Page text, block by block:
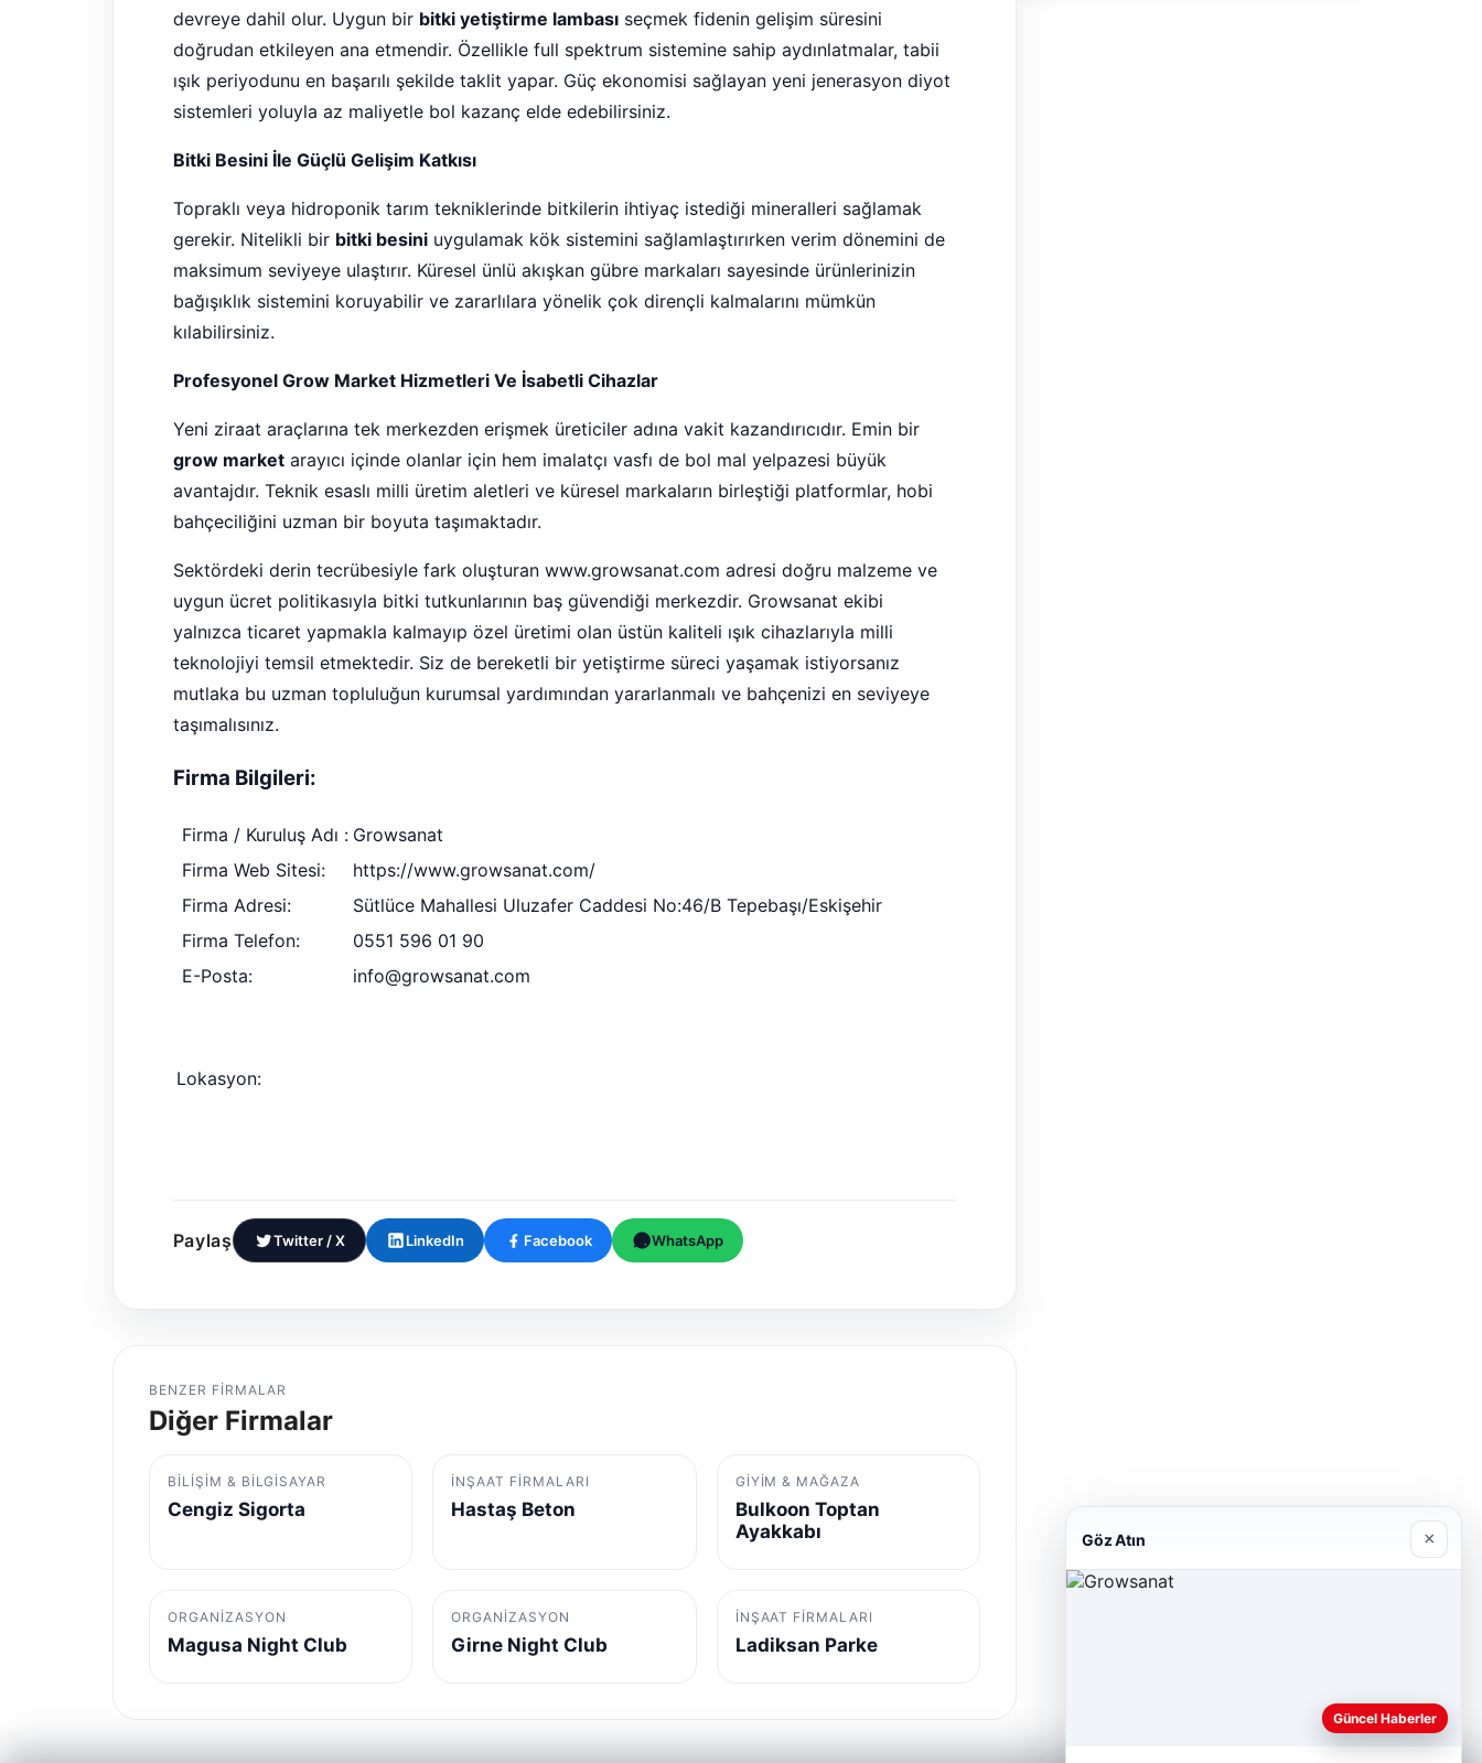
devreye dahil olur. Uygun bir bitki yetiştirme lambasıseçmek fidenin gelişim süresini
doğrudan etkileyen ana etmendir. Özellikle full spektrum sistemine sahip aydınlatmalar, tabii
ışık periyodunu en başarılı şekilde taklit yapar. Güç ekonomisi sağlayan yeni jenerasyon diyot
sistemleri yoluyla az maliyetle bol kazanç elde edebilirsiniz.
Bitki Besini İle Güçlü Gelişim Katkısı
Topraklı veya hidroponik tarım tekniklerinde bitkilerin ihtiyaç istediği mineralleri sağlamak
gerekir. Nitelikli bir bitki besiniuygulamak kök sistemini sağlamlaştırırken verim dönemini de
maksimum seviyeye ulaştırır. Küresel ünlü akışkan gübre markaları sayesinde ürünlerinizin
bağışıklık sistemini koruyabilir ve zararlılara yönelik çok dirençli kalmalarını mümkün
kılabilirsiniz.
Profesyonel Grow Market Hizmetleri Ve İsabetli Cihazlar
Yeni ziraat araçlarına tek merkezden erişmek üreticiler adına vakit kazandırıcıdır. Emin bir
grow marketarayıcı içinde olanlar için hem imalatçı vasfı de bol mal yelpazesi büyük
avantajdır. Teknik esaslı milli üretim aletleri ve küresel markaların birleştiği platformlar, hobi
bahçeciliğini uzman bir boyuta taşımaktadır.
Sektördeki derin tecrübesiyle fark oluşturan www.growsanat.com adresi doğru malzeme ve
uygun ücret politikasıyla bitki tutkunlarının baş güvendiği merkezdir. Growsanat ekibi
yalnızca ticaret yapmakla kalmayıp özel üretimi olan üstün kaliteli ışık cihazlarıyla milli
teknolojiyi temsil etmektedir. Siz de bereketli bir yetiştirme süreci yaşamak istiyorsanız
mutlaka bu uzman topluluğun kurumsal yardımından yararlanmalı ve bahçenizi en seviyeye
taşımalısınız.
Firma Bilgileri:
Firma / Kuruluş Adı : Growsanat
Firma Web Sitesi:
https://www.growsanat.com/
Firma Adresi:
Sütlüce Mahallesi Uluzafer Caddesi No:46/B Tepebaşı/Eskişehir
Firma Telefon:
0551 596 01 90
E-Posta:
info@growsanat.com
Lokasyon:
Paylaş Twitter / X LinkedIn Facebook WhatsApp
BENZER FIRMALAR
Diğer Firmalar
BILIŞIM & BILGISAYAR
Cengiz Sigorta
İNŞAAT FIRMALARI
Hastaş Beton
GIYIM & MAĞAZA
Bulkoon Toptan
Ayakkabı
ORGANIZASYON
Magusa Night Club
ORGANIZASYON
Girne Night Club
İNŞAAT FIRMALARI
Ladiksan Parke
Göz Atın ×
Güncel Haberler